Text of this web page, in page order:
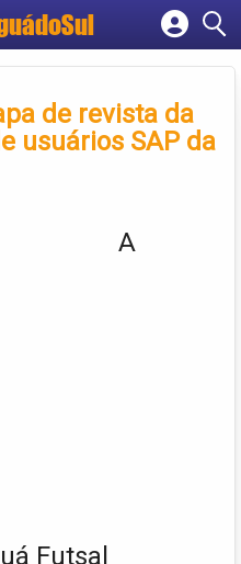
empresa
contade revista da
usuários SAP da
A
Futsal